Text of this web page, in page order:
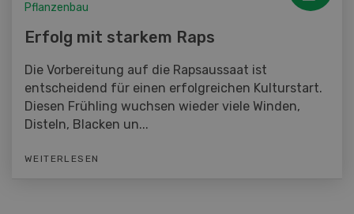
Pflanzenbau
Erfolg mit starkem Raps
Die Vorbereitung auf die Rapsaussaat ist
entscheidend für einen erfolgreichen Kulturstart.
Diesen Frühling wuchsen wieder viele Winden,
Disteln, Blacken un...
WEITERLESEN